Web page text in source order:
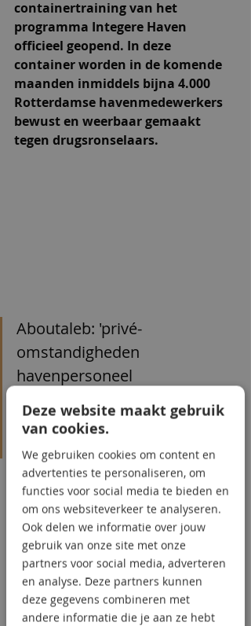
containertraining van het
programma Integere Haven
officieel geopend. In deze
container worden in de komende
maanden inmiddels bijna 4.000
Rotterdamse havenmedewerkers
bewust en weerbaar gemaakt
tegen drugsronselaars.
Aboutaleb: 'privé-
omstandigheden
havenpersoneel
bespreekbaar maken om
weerbaarheid tegen
ronselaars te vergroten'
Deze website maakt gebruik
van cookies.
We gebruiken cookies om content en
advertenties te personaliseren, om
functies voor social media te bieden en
om ons websiteverkeer te analyseren.
Ook delen we informatie over jouw
gebruik van onze site met onze
partners voor social media, adverteren
en analyse. Deze partners kunnen
deze gegevens combineren met
andere informatie die je aan ze hebt